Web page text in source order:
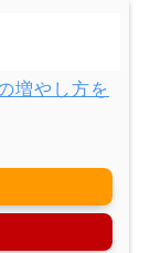
増やし方を